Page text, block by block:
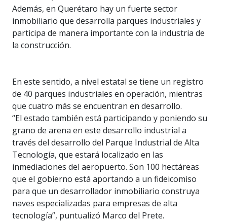
Además, en Querétaro hay un fuerte sector
inmobiliario que desarrolla parques industriales y
participa de manera importante con la industria de
la construcción.
En este sentido, a nivel estatal se tiene un registro
de 40 parques industriales en operación, mientras
que cuatro más se encuentran en desarrollo.
“El estado también está participando y poniendo su
grano de arena en este desarrollo industrial a
través del desarrollo del Parque Industrial de Alta
Tecnología, que estará localizado en las
inmediaciones del aeropuerto. Son 100 hectáreas
que el gobierno está aportando a un fideicomiso
para que un desarrollador inmobiliario construya
naves especializadas para empresas de alta
tecnología”, puntualizó Marco del Prete.